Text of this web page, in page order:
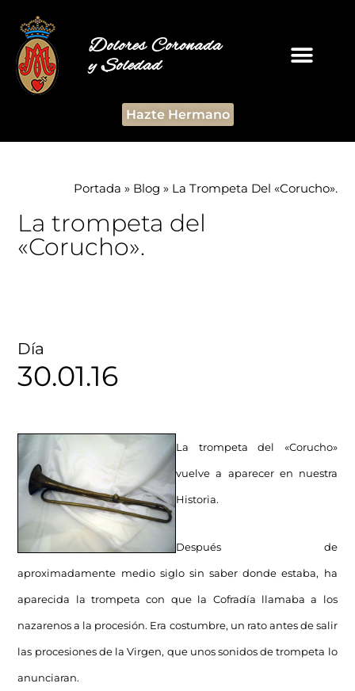
Dolores Coronada
y Soledad
Hazte Hermano
Portada » Blog » La Trompeta Del «Corucho».
La trompeta del
«Corucho».
Día
30.01.16
La trompeta del «Corucho»
vuelve a aparecer en nuestra
Historia.
Después de
aproximadamente medio siglo sin saber donde estaba, ha
aparecida la trompeta con que la Cofradía llamaba a los
nazarenos a la procesión. Era costumbre, un rato antes de salir
las procesiones de la Virgen, que unos sonidos de trompeta lo
anunciaran.